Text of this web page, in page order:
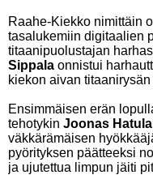
Raahe-Kiekko nimittäin
tasalukemiin digitaalien
titaanipuolustajan
Sippala onnistui
kiekon aivan titaanirysän
Ensimmäisen erän
tehotykin Joonas
väkkärämäisen
pyörityksen päätteeksi
ja ujutettua limpun jäiti